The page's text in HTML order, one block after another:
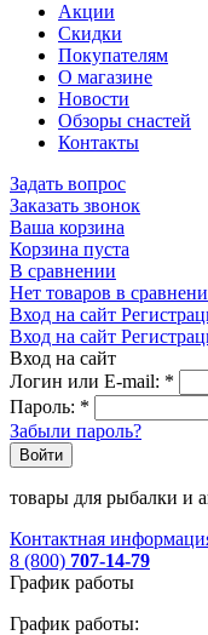
Акции
Скидки
Покупателям
О магазине
Новости
Обзоры снастей
Контакты
Задать вопрос
Заказать звонок
Ваша корзина
Корзина пуста
В сравнении
Нет товаров в
Вход на сайт
Вход на сайт
Вход на сайт
Логин или E-mail: *
Пароль: *
Забыли пароль?
Войти
товары для рыбалки и
Контактная
8 (800) 707-14-79
График работы
График работы: